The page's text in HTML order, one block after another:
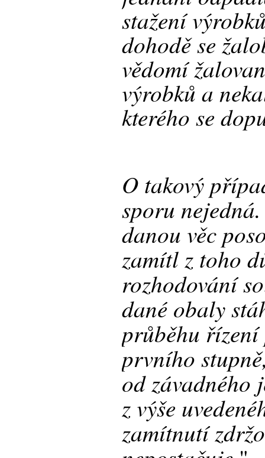
stažení
dohodě se
vědomí
výrobků a
kterého se
O takový
sporu
danou věc
zamítl z toho
rozhodování
dané obaly
průběhu řízení
prvního
od závadného
z výše
zamítnutí